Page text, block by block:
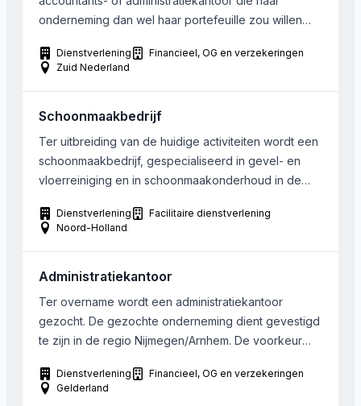
onderneming dan wel haar portefeuille zou willen
een omzet van ongeveer 250.000 euro tot een
maximum van ongeveer 750.000 euro. Een
250.000 euro behoort echter ook zeer zeker tot […]
Dienstverlening
Financieel, OG en verzekeringen
Zuid Nederland
Schoonmaakbedrijf
Ter uitbreiding van de huidige activiteiten wordt een
schoonmaakbedrijf, gespecialiseerd in gevel- en
vloerreiniging en in schoonmaakonderhoud in de
onderneming dient zijn activiteiten uit te voeren in de
regio Zaandam, Amsterdam, Hoorn en Alkmaar. De
250.000 – € 500.000. Bij […]
Dienstverlening
Facilitaire dienstverlening
Noord-Holland
Administratiekantoor
Ter overname wordt een administratiekantoor
gezocht. De gezochte onderneming dient gevestigd
te zijn in de regio Nijmegen/Arnhem. De voorkeur
klanten uit het MKB met 1-20 medewerkers.
Gewenste omzet ligt tussen € 200.000 – € 300.000.
Dienstverlening
Financieel, OG en verzekeringen
Gelderland